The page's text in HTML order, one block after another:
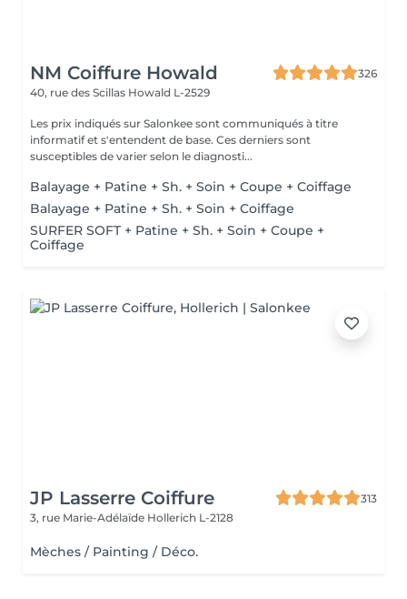
NM Coiffure Howald
326
40, rue des Scillas Howald L-2529
Les prix indiqués sur Salonkee sont communiqués à titre
informatif et s'entendent de base. Ces derniers sont
susceptibles de varier selon le diagnosti...
Balayage + Patine + Sh. + Soin + Coupe + Coiffage
Balayage + Patine + Sh. + Soin + Coiffage
SURFER SOFT + Patine + Sh. + Soin + Coupe +
Coiffage
JP Lasserre Coiffure
313
3, rue Marie-Adélaïde Hollerich L-2128
Mèches / Painting / Déco.